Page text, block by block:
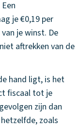
je €0,19 per
je winst. De
aftrekken van de
hand ligt, is het
fiscaal tot je
zijn dan
zoals